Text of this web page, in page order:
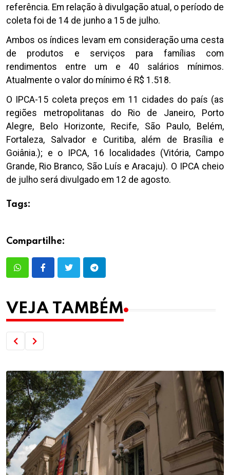
referência. Em relação à divulgação atual, o período de
coleta foi de 14 de junho a 15 de julho.
Ambos os índices levam em consideração uma cesta
de produtos e serviços para famílias com
rendimentos entre um e 40 salários mínimos.
Atualmente o valor do mínimo é R$ 1.518.
O IPCA-15 coleta preços em 11 cidades do país (as
regiões metropolitanas do Rio de Janeiro, Porto
Alegre, Belo Horizonte, Recife, São Paulo, Belém,
Fortaleza, Salvador e Curitiba, além de Brasília e
Goiânia.); e o IPCA, 16 localidades (Vitória, Campo
Grande, Rio Branco, São Luís e Aracaju). O IPCA cheio
de julho será divulgado em 12 de agosto.
Tags:
Compartilhe:
VEJA TAMBÉM